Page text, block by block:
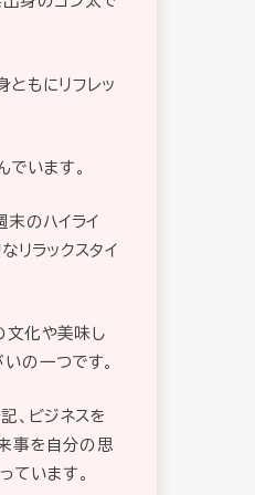
ともにリフレッ
でいます。
末のハイライ
リラックスタイ
文化や美味し
の一つです。
、ビジネスを
事を自分の思
ています。